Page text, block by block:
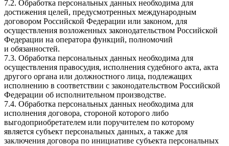
7.2. Обработка персональных данных необходима для
достижения целей, предусмотренных международным
договором Российской Федерации или законом, для
осуществления возложенных законодательством Российской
Федерации на оператора функций, полномочий
и обязанностей.
7.3. Обработка персональных данных необходима для
осуществления правосудия, исполнения судебного акта, акта
другого органа или должностного лица, подлежащих
исполнению в соответствии с законодательством Российской
Федерации об исполнительном производстве.
7.4. Обработка персональных данных необходима для
исполнения договора, стороной которого либо
выгодоприобретателем или поручителем по которому
является субъект персональных данных, а также для
заключения договора по инициативе субъекта персональных